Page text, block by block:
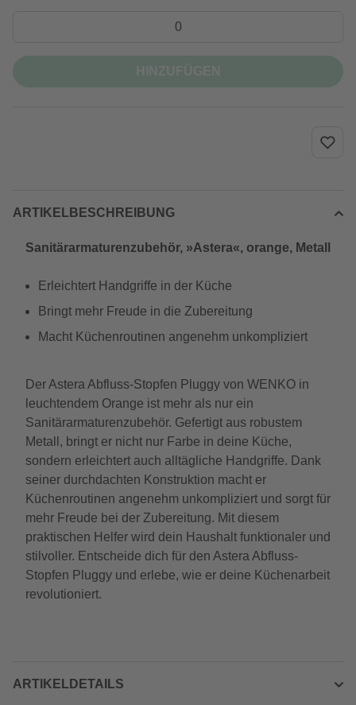
ARTIKELBESCHREIBUNG
Sanitärarmaturenzubehör, »Astera«, orange, Metall
Erleichtert Handgriffe in der Küche
Bringt mehr Freude in die Zubereitung
Macht Küchenroutinen angenehm unkompliziert
Der Astera Abfluss-Stopfen Pluggy von WENKO in
leuchtendem Orange ist mehr als nur ein
Sanitärarmaturenzubehör. Gefertigt aus robustem
Metall, bringt er nicht nur Farbe in deine Küche,
sondern erleichtert auch alltägliche Handgriffe. Dank
seiner durchdachten Konstruktion macht er
Küchenroutinen angenehm unkompliziert und sorgt für
mehr Freude bei der Zubereitung. Mit diesem
praktischen Helfer wird dein Haushalt funktionaler und
stilvoller. Entscheide dich für den Astera Abfluss-
Stopfen Pluggy und erlebe, wie er deine Küchenarbeit
revolutioniert.
ARTIKELDETAILS